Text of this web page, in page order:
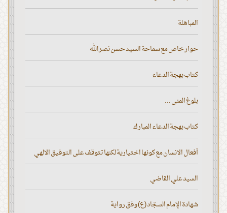
المباهلة
حوار خاص مع سماحة السيد حسن نصر الله
كتاب بهجة الدعاء
بلوغ المنى ...
كتاب بهجة الدعاء المبارك
أفعال الانسان مع كونها اختيارية لكنها تتوقف على التوفيق الالهي
السيد علي القاضي
شهادة الإمام السجّاد (ع) وفق رواية